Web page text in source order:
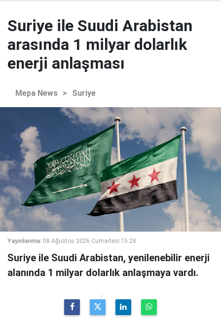
Suriye ile Suudi Arabistan
arasında 1 milyar dolarlık
enerji anlaşması
Mepa News > Suriye
Yayınlanma: 08 Ağustos 2026 Cumartesi 15:28
Suriye ile Suudi Arabistan, yenilenebilir enerji
alanında 1 milyar dolarlık anlaşmaya vardı.